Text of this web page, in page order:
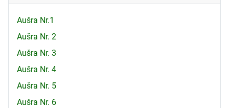
Aušra Nr.1
Aušra Nr. 2
Aušra Nr. 3
Aušra Nr. 4
Aušra Nr. 5
Aušra Nr. 6